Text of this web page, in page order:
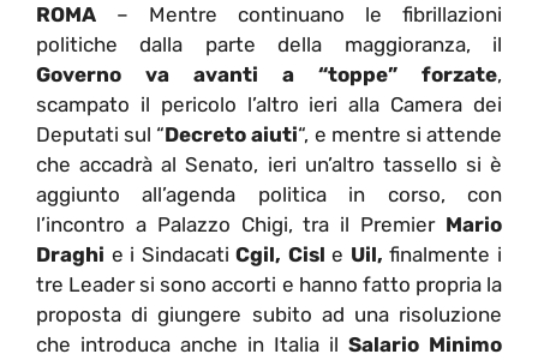
ROMA – Mentre continuano le fibrillazioni
politiche dalla parte della maggioranza, il
Governo va avanti a “toppe” forzate,
scampato il pericolo l’altro ieri alla Camera dei
Deputati sul “Decreto aiuti“, e mentre si attende
che accadrà al Senato, ieri un’altro tassello si è
aggiunto all’agenda politica in corso, con
l’incontro a Palazzo Chigi, tra il Premier Mario
Draghi e i SindacatiCgil, Cisl e Uil, finalmente i
tre Leader si sono accorti e hanno fatto propria la
proposta di giungere subito ad una risoluzione
che introduca anche in Italia il Salario Minimo